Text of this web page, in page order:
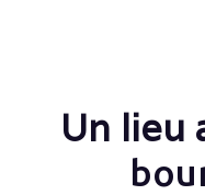
Un lieu